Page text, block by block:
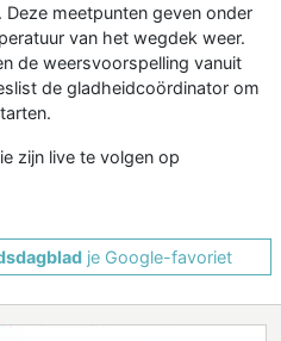
meetpunten geven onder
van het wegdek weer.
de weersvoorspelling vanuit
de gladheidcoördinator om
zijn live te volgen op
je Google-favoriet